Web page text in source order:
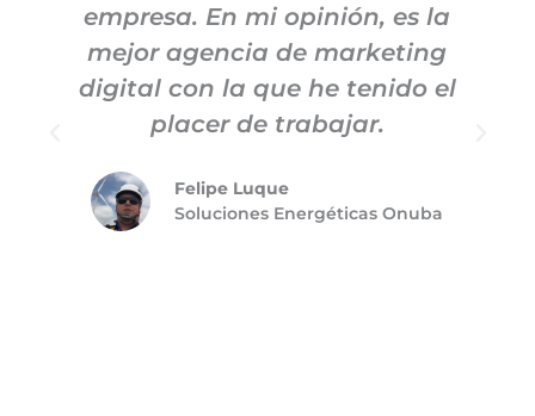
empresa. En mi opinión, es la
mejor agencia de marketing
digital con la que he tenido el
placer de trabajar.
Felipe Luque
Soluciones Energéticas Onuba